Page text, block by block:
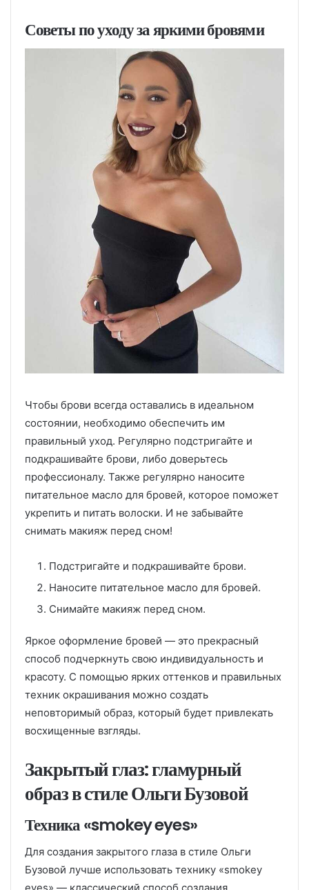
Советы по уходу за яркими бровями
Чтобы брови всегда оставались в идеальном
состоянии, необходимо обеспечить им
правильный уход. Регулярно подстригайте и
подкрашивайте брови, либо доверьтесь
профессионалу. Также регулярно наносите
питательное масло для бровей, которое поможет
укрепить и питать волоски. И не забывайте
снимать макияж перед сном!
Подстригайте и подкрашивайте брови.
Наносите питательное масло для бровей.
Снимайте макияж перед сном.
Яркое оформление бровей — это прекрасный
способ подчеркнуть свою индивидуальность и
красоту. С помощью ярких оттенков и правильных
техник окрашивания можно создать
неповторимый образ, который будет привлекать
восхищенные взгляды.
Закрытый глаз: гламурный
образ в стиле Ольги Бузовой
Техника «smokey eyes»
Для создания закрытого глаза в стиле Ольги
Бузовой лучше использовать технику «smokey